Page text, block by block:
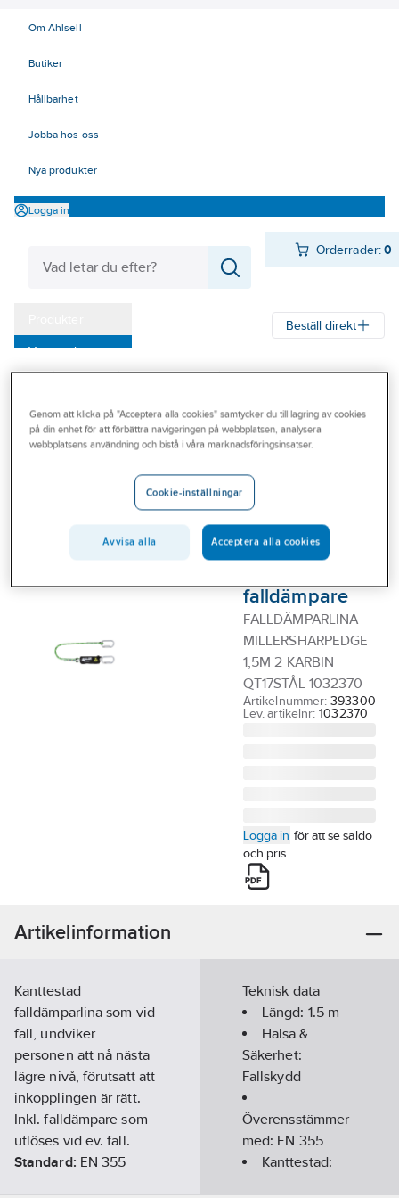
Om Ahlsell
Butiker
Hållbarhet
Jobba hos oss
Nya produkter
Logga in
Orderrader:0
Varumärken
Outlet
Branscher
Beställ direkt
Ahlsell Produkter Personligt skydd Fallskydd Falldämparlina
MILLER®
Falldämparlina
1032369,
1032370,
falldämpare
FALLDÄMPARLINA
MILLERSHARPEDGE
1,5M 2 KARBIN
QT17STÅL 1032370
Artikelnummer: 393300
Lev. artikelnr: 1032370
Logga in för att se saldo
och pris
Artikelinformation
Kanttestad
falldämparlina som vid
fall, undviker
personen att nå nästa
lägre nivå, förutsatt att
inkopplingen är rätt.
Inkl. falldämpare som
utlöses vid ev. fall.
Standard: EN 355
Teknisk data
Längd: 1.5m
Hälsa &
Säkerhet:
Fallskydd
Överensstämmer
med: EN 355
Kanttestad:
Genom att klicka på "Acceptera alla cookies" samtycker du till lagring av cookies
på din enhet för att förbättra navigeringen på webbplatsen, analysera
webbplatsens användning och bistå i våra marknadsföringsinsatser.
Cookie-inställningar
Avvisa alla Acceptera alla cookies